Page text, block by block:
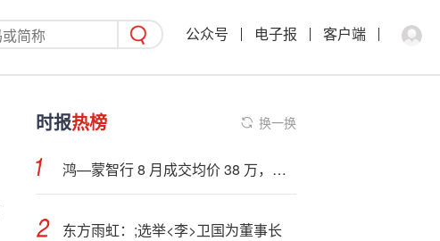
公众号 电子报 客户端
时报热榜 换一换
鸿—蒙智行 8 月成交均价 38 万，已形成“五界十车”完善产品矩阵
东方雨虹：;选举<李>卫国为董事长